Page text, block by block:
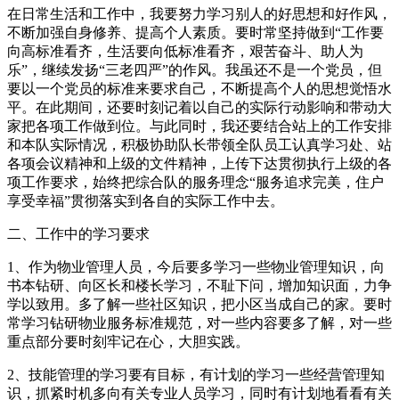
在日常生活和工作中，我要努力学习别人的好思想和好作风，
不断加强自身修养、提高个人素质。要时常坚持做到“工作要
向高标准看齐，生活要向低标准看齐，艰苦奋斗、助人为
乐”，继续发扬“三老四严”的作风。我虽还不是一个党员，但
要以一个党员的标准来要求自己，不断提高个人的思想觉悟水
平。在此期间，还要时刻记着以自己的实际行动影响和带动大
家把各项工作做到位。与此同时，我还要结合站上的工作安排
和本队实际情况，积极协助队长带领全队员工认真学习处、站
各项会议精神和上级的文件精神，上传下达贯彻执行上级的各
项工作要求，始终把综合队的服务理念“服务追求完美，住户
享受幸福”贯彻落实到各自的实际工作中去。
二、工作中的学习要求
1、作为物业管理人员，今后要多学习一些物业管理知识，向
书本钻研、向区长和楼长学习，不耻下问，增加知识面，力争
学以致用。多了解一些社区知识，把小区当成自己的家。要时
常学习钻研物业服务标准规范，对一些内容要多了解，对一些
重点部分要时刻牢记在心，大胆实践。
2、技能管理的学习要有目标，有计划的学习一些经营管理知
识，抓紧时机多向有关专业人员学习，同时有计划地看看有关